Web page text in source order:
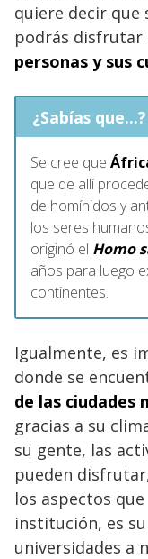
quiere decir que
podrás disfrutar
personas y sus
¿Sabías que...?
Se cree que
que de allí
de homínidos y
los seres
originó el Homo
años para luego
continentes.
Igualmente, es
donde se
de las ciudades
gracias a su
su gente, las
pueden
los aspectos
institución, es
universidades a